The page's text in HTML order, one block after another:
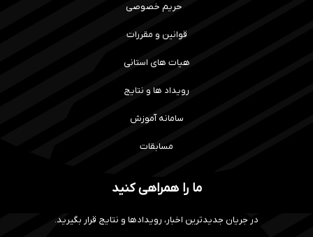
حریم خصوصی
قوانین و مقررات
هیات های استانی
رویداد ها و نتایج
سامانه آموزش
مسابقات
ما را همراهی کنید
در جریان جدیدترین اخبار، رویدادها و نتایج قرار بگیرید.